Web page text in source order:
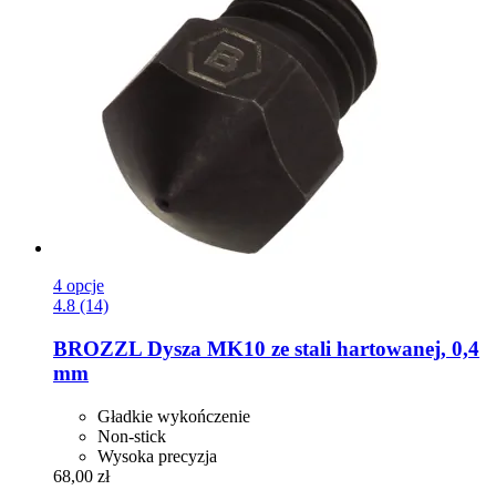
4 opcje
4.8 (14)
BROZZL Dysza MK10 ze stali hartowanej, 0,4
mm
Gładkie wykończenie
Non-stick
Wysoka precyzja
68,00 zł